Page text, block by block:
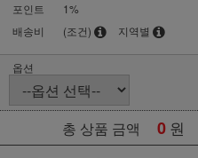
포인트
1%
배송비
(조건) 지역별
옵션
총 상품 금액 0 원